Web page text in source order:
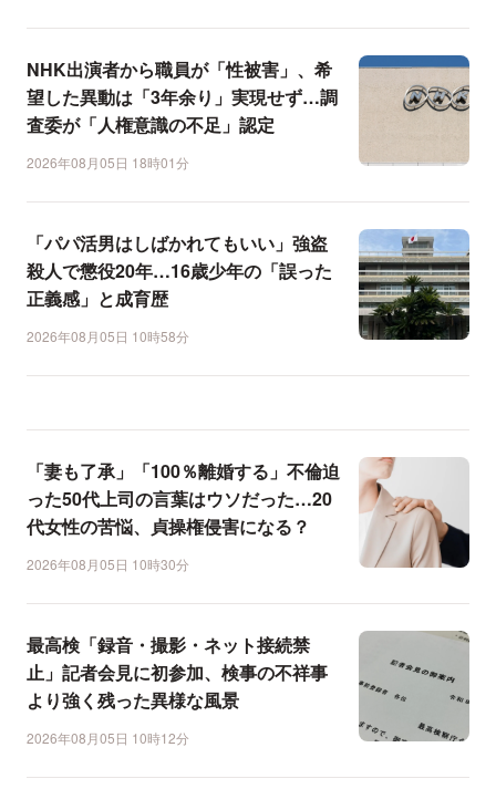
NHK出演者から職員が「性被害」、希
望した異動は「3年余り」実現せず…調
査委が「人権意識の不足」認定
2026年08月05日 18時01分
「パパ活男はしばかれてもいい」強盗
殺人で懲役20年…16歳少年の「誤った
正義感」と成育歴
2026年08月05日 10時58分
「妻も了承」「100％離婚する」不倫迫
った50代上司の言葉はウソだった…20
代女性の苦悩、貞操権侵害になる？
2026年08月05日 10時30分
最高検「録音・撮影・ネット接続禁
止」記者会見に初参加、検事の不祥事
より強く残った異様な風景
2026年08月05日 10時12分